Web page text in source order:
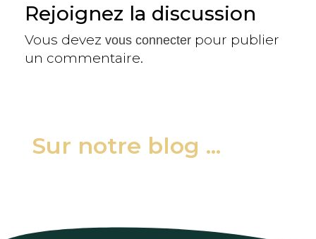
Rejoignez la discussion
Vous devez vous connecter pour publier
un commentaire.
Sur notre blog ...